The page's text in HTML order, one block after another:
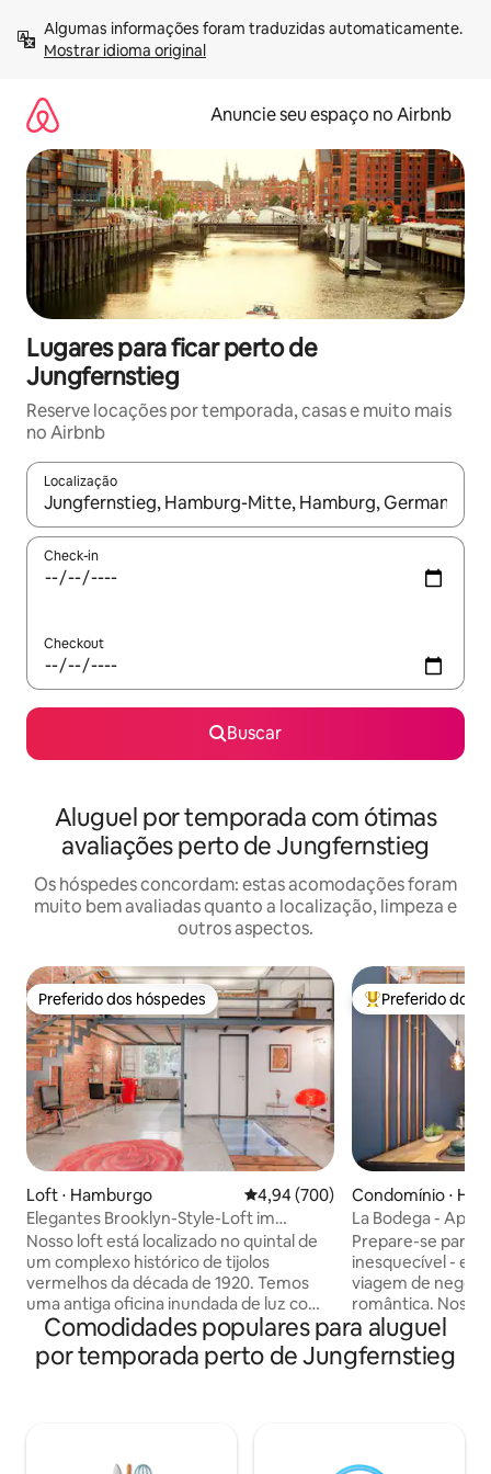
para
Mostrar idioma original
Anuncie seu espaço no Airbnb
Lugares para ficar perto de
Jungfernstieg
Reserve locações por temporada, casas e muito mais
no Airbnb
Localização
Quando os resultados estiverem disponíveis, explore-os
Check-in
Checkout
Buscar
Aluguel por temporada com ótimas
avaliações perto de Jungfernstieg
Os hóspedes concordam: estas acomodações foram
muito bem avaliadas quanto a localização, limpeza e
outros aspectos.
Preferido dos hóspedes
Preferido dos hóspedes
Loft ⋅ Hamburgo 4,94 de uma avaliação média de
4,94 (700)
Elegantes Brooklyn-Style-Loft im
Herzen Hamburgs
Nosso loft está localizado no quintal de
um complexo histórico de tijolos
vermelhos da década de 1920. Temos
uma antiga oficina inundada de luz com
muito amor pelos detalhes, construída
com metal e carvalho de alta qualidade.
Oferecemos: - Tetos de 5 metros de
Entre os
Preferido dos
Condomínio ⋅
La Bodega -
perto do lago
Prepare-se para
inesquecível -
viagem de
romântica.
de 90m² oferece
instalações de
localização
Comodidades populares para aluguel
por temporada perto de Jungfernstieg